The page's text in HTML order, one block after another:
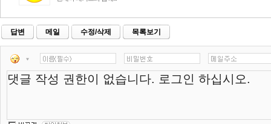
답변 메일 수정/삭제 목록보기